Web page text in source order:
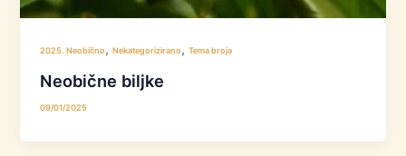
2025. Neobično,Nekategorizirano,Tema broja
Neobične biljke
09/01/2025